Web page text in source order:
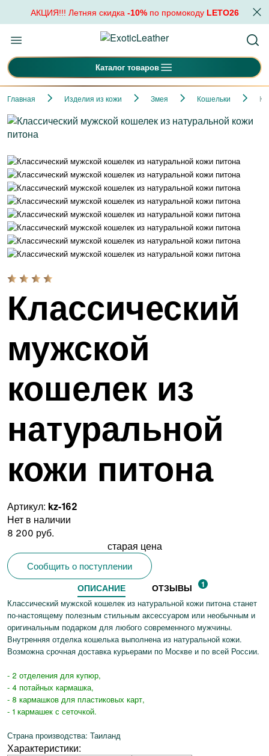
АКЦИЯ!!! Летняя скидка -10%по промокоду LETO26
Каталог товаров
Главная Изделия из кожи Змея Кошельки
Классический
мужской
кошелек из
натуральной
кожи питона
Артикул: kz-162
Нет в наличии
8 200 руб.
старая цена
Сообщить о поступлении
ОПИСАНИЕ ОТЗЫВЫ 1
Классический мужской кошелек из натуральной кожи питона станет
по-настоящему полезным стильным аксессуаром или необычным и
оригинальным подарком для любого современного мужчины.
Внутренняя отделка кошелька выполнена из натуральной кожи.
Возможна срочная доставка курьерами по Москве и по всей России.
- 2 отделения для купюр,
- 4 потайных кармашка,
- 8 кармашков для пластиковых карт,
- 1 кармашек с сеточкой.
Страна производства: Таиланд
Характеристики: